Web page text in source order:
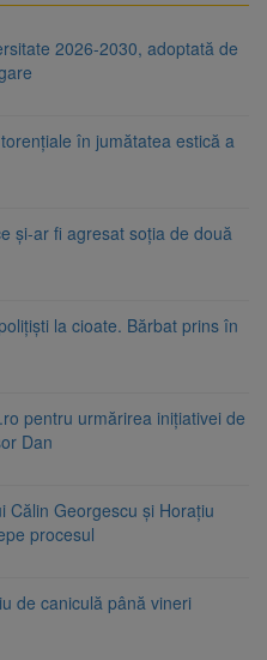
2026-2030, adoptată de
în jumătatea estică a
și-ar fi agresat soția de două
la cioate. Bărbat prins în
pentru urmărirea inițiativei de
Dan
Călin Georgescu și Horațiu
procesul
de caniculă până vineri